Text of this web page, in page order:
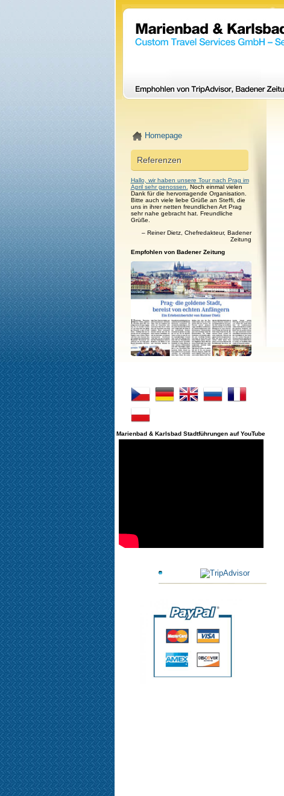
Homepage
Referenzen
Hallo, wir haben unsere Tour nach Prag im
April sehr genossen.
Noch einmal vielen
Dank für die hervorragende Organisation.
Bitte auch viele liebe Grüße an Steffi, die
uns in ihrer netten freundlichen Art Prag
sehr nahe gebracht hat. Freundliche
Grüße.
– Reiner Dietz, Chefredakteur, Badener
Zeitung
Empfohlen von Badener Zeitung
Marienbad & Karlsbad Stadtführungen auf YouTube